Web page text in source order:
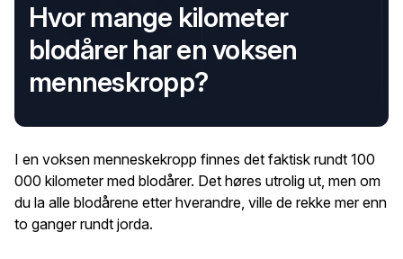
Hvor mange kilometer
blodårer har en voksen
menneskropp?
I en voksen menneskekropp finnes det faktisk rundt 100
000 kilometer med blodårer. Det høres utrolig ut, men om
du la alle blodårene etter hverandre, ville de rekke mer enn
to ganger rundt jorda.